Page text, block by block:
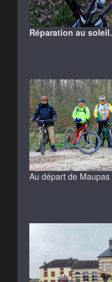
Réparation au soleil.
Au départ de Maupas